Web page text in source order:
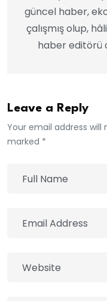
güncel haber,
çalışmış olup,
haber editörü
Leave a Reply
Your email address will
marked *